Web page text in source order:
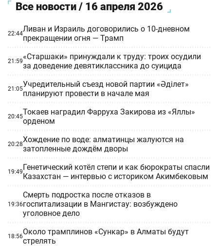
Все новости / 16 апреля 2026
22:44Ливан и Израиль договорились о 10-дневном
прекращении огня — Трамп
21:59«Старшаки» принуждали к труду: троих осудили
за доведение девятиклассника до суицида
21:05Учредительный съезд новой партии «Әділет»
планируют провести в начале мая
20:45Токаев наградил Фарруха Закирова из «Яллы»
орденом
20:28Хождение по воде: алматинцы жалуются на
затопленные дождём дворы
19:49Генетический котёл степи и как бюрократы спасли
Казахстан — интервью с историком Акимбековым
19:36
Смерть подростка после отказов в
госпитализации в Мангистау: возбуждено
уголовное дело
18:56Около трамплинов «Сункар» в Алматы будут
стрелять